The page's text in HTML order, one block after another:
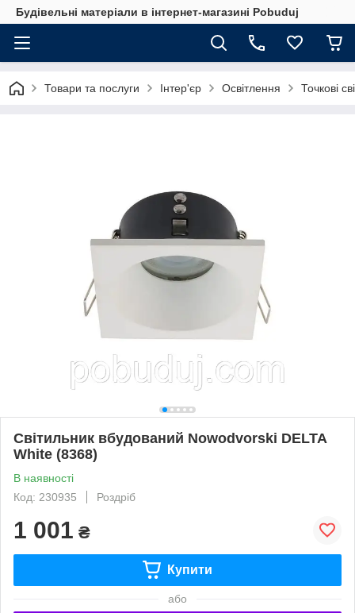
Будівельні матеріали в інтернет-магазині Pobuduj
Товари та послуги Інтер'єр Освітлення Точкові
Світильник вбудований Nowodvorski DELTA
White (8368)
В наявності
Код: 230935
Роздріб
1 001 ₴
Купити
або